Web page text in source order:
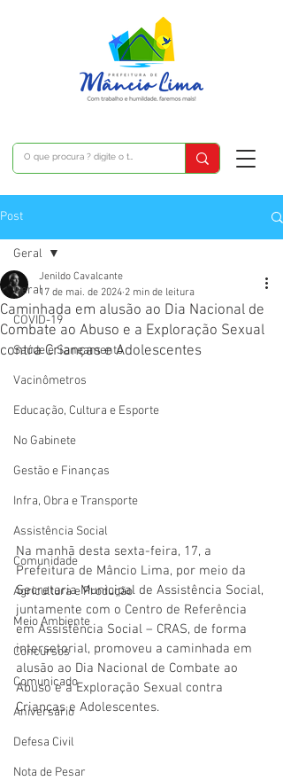
Post
Geral
COVID-19
Saúde e Saneamento
Vacinômetros
Educação, Cultura e Esporte
No Gabinete
Gestão e Finanças
Infra, Obra e Transporte
Assistência Social
Comunidade
Agricultura e Produção
Meio Ambiente
Concursos
Comunicado
Aniversário
Defesa Civil
Nota de Pesar
Geral
Caminhada em alusão ao Dia Nacional de
Combate ao Abuso e a Exploração Sexual
contra Crianças e Adolescentes
Jenildo Cavalcante
17 de mai. de 2024 2 min de leitura
Na manhã desta sexta-feira, 17, a
Prefeitura de Mâncio Lima, por meio da
Secretaria Municipal de Assistência Social,
juntamente com o Centro de Referência
em Assistência Social – CRAS, de forma
intersetorial, promoveu a caminhada em
alusão ao Dia Nacional de Combate ao
Abuso e a Exploração Sexual contra
Crianças e Adolescentes.